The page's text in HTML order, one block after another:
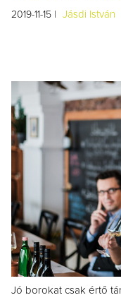
2019-11-15 | Jásdi István
Jó borokat csak értő